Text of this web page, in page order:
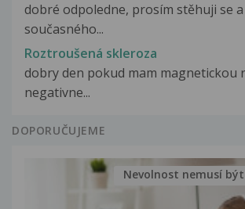
dobré odpoledne, prosím stěhuji se
současného...
Roztroušená skleroza
dobry den pokud mam magnetickou
negativne...
DOPORUČUJEME
Nevolnost nemusí